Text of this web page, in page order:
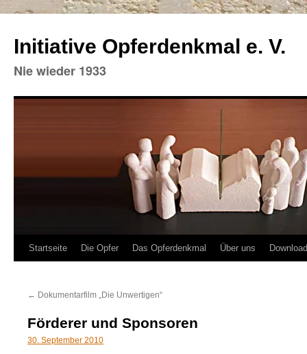
Initiative Opferdenkmal e. V.
Nie wieder 1933
Zum
springen
Startseite Die Opfer Das Opferdenkmal Über uns
← Dokumentarfilm „Die Unwertigen“
Förderer und Sponsoren
30. September 2010